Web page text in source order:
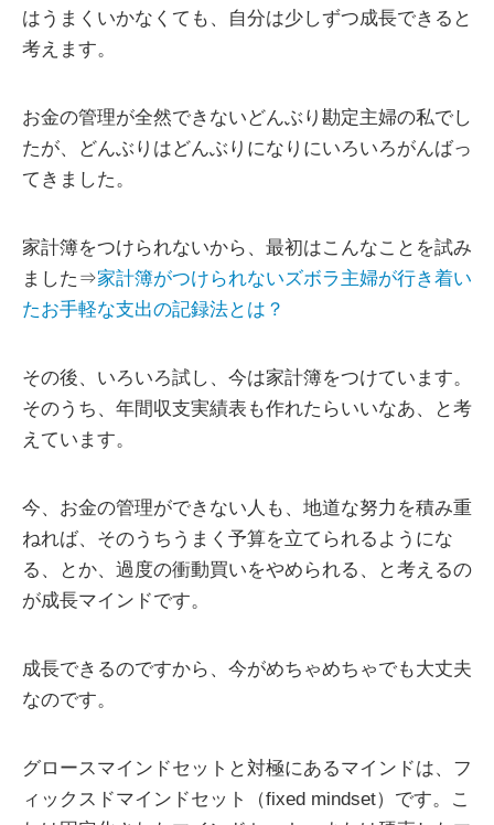
はうまくいかなくても、自分は少しずつ成長できると
考えます。
お金の管理が全然できないどんぶり勘定主婦の私でし
たが、どんぶりはどんぶりになりにいろいろがんばっ
てきました。
家計簿をつけられないから、最初はこんなことを試み
ました⇒家計簿がつけられないズボラ主婦が行き着い
たお手軽な支出の記録法とは？
その後、いろいろ試し、今は家計簿をつけています。
そのうち、年間収支実績表も作れたらいいなあ、と考
えています。
今、お金の管理ができない人も、地道な努力を積み重
ねれば、そのうちうまく予算を立てられるようにな
る、とか、過度の衝動買いをやめられる、と考えるの
が成長マインドです。
成長できるのですから、今がめちゃめちゃでも大丈夫
なのです。
グロースマインドセットと対極にあるマインドは、フ
ィックスドマインドセット（fixed mindset）です。こ